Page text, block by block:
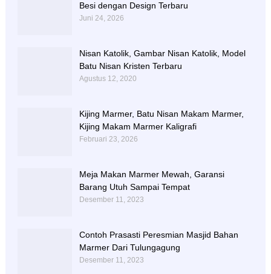
Besi dengan Design Terbaru
Juni 24, 2026
Nisan Katolik, Gambar Nisan Katolik, Model
Batu Nisan Kristen Terbaru
Agustus 12, 2020
Kijing Marmer, Batu Nisan Makam Marmer,
Kijing Makam Marmer Kaligrafi
Februari 23, 2026
Meja Makan Marmer Mewah, Garansi
Barang Utuh Sampai Tempat
Desember 11, 2023
Contoh Prasasti Peresmian Masjid Bahan
Marmer Dari Tulungagung
Desember 11, 2023